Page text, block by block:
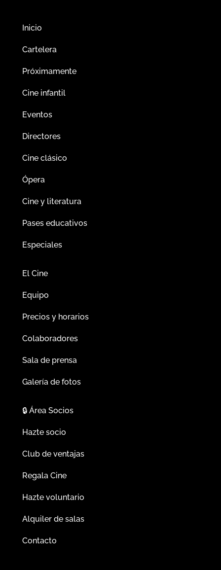
Inicio
Cartelera
Próximamente
Cine infantil
Eventos
Directores
Cine clásico
Ópera
Cine y literatura
Pases educativos
Especiales
El Cine
Equipo
Precios y horarios
Colaboradores
Sala de prensa
Galería de fotos
🔒Área Socios
Hazte socio
Club de ventajas
Regala Cine
Hazte voluntario
Alquiler de salas
Contacto